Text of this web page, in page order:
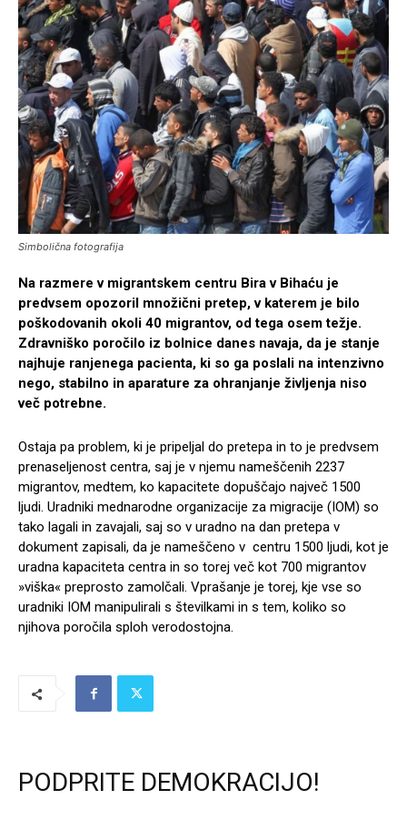
Simbolična fotografija
Na razmere v migrantskem centru Bira v Bihaću je
predvsem opozoril množični pretep, v katerem je bilo
poškodovanih okoli 40 migrantov, od tega osem težje.
Zdravniško poročilo iz bolnice danes navaja, da je stanje
najhuje ranjenega pacienta, ki so ga poslali na intenzivno
nego, stabilno in aparature za ohranjanje življenja niso
več potrebne.
Ostaja pa problem, ki je pripeljal do pretepa in to je predvsem
prenaseljenost centra, saj je v njemu nameščenih 2237
migrantov, medtem, ko kapacitete dopuščajo največ 1500
ljudi. Uradniki mednarodne organizacije za migracije (IOM) so
tako lagali in zavajali, saj so v uradno na dan pretepa v
dokument zapisali, da je nameščeno v centru 1500 ljudi, kot je
uradna kapaciteta centra in so torej več kot 700 migrantov
»viška« preprosto zamolčali. Vprašanje je torej, kje vse so
uradniki IOM manipulirali s številkami in s tem, koliko so
njihova poročila sploh verodostojna.
PODPRITE DEMOKRACIJO!